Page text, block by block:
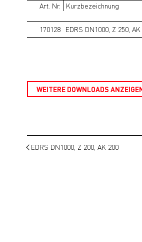
Art. Nr. Kurzbezeichnung
170128 EDRS DN1000, Z 250,
WEITERE DOWNLOADS
EDRS DN1000, Z 200, AK 200